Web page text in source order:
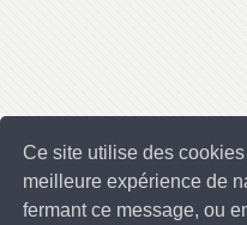
Ce site utilise des
meilleure expérience de
fermant ce message, ou